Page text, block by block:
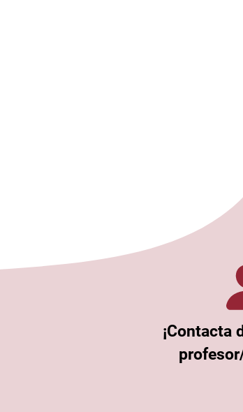
¡Contacta